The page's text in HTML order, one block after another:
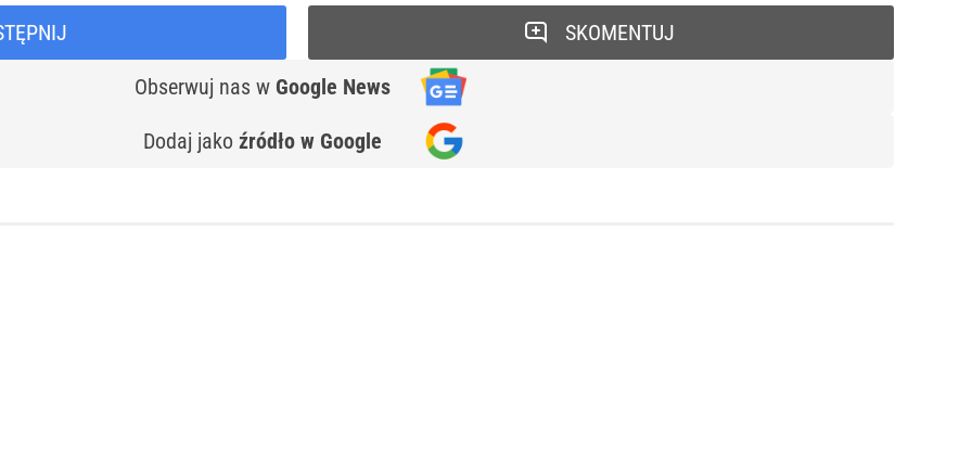
Obserwuj nas w Google News
Dodaj jako źródło w Google
SKOMENTUJ